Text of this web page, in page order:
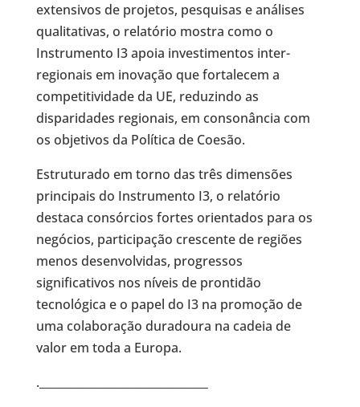
extensivos de projetos, pesquisas e análises
qualitativas, o relatório mostra como o
Instrumento I3 apoia investimentos inter-
regionais em inovação que fortalecem a
competitividade da UE, reduzindo as
disparidades regionais, em consonância com
os objetivos da Política de Coesão.
Estruturado em torno das três dimensões
principais do Instrumento I3, o relatório
destaca consórcios fortes orientados para os
negócios, participação crescente de regiões
menos desenvolvidas, progressos
significativos nos níveis de prontidão
tecnológica e o papel do I3 na promoção de
uma colaboração duradoura na cadeia de
valor em toda a Europa.
.______________________________